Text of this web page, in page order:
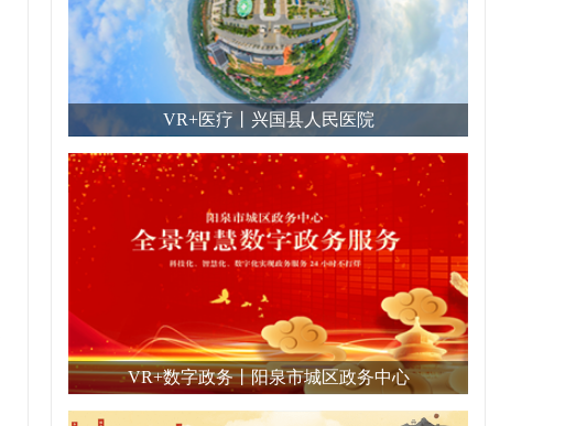
VR+医疗丨兴国县人民医院
VR+数字政务丨阳泉市城区政务中心